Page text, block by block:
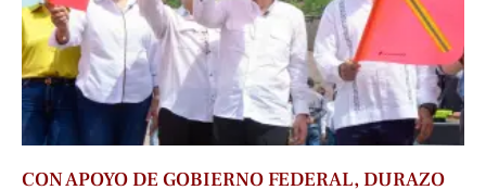
CON APOYO DE GOBIERNO FEDERAL, DURAZO